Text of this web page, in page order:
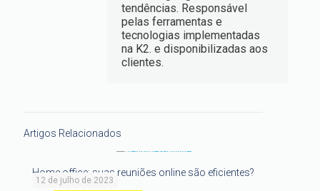
tendências. Responsável
pelas ferramentas e
tecnologias implementadas
na K2. e disponibilizadas aos
clientes.
Artigos Relacionados
12 de julho de 2023
Home office: suas reuniões online são eficientes?